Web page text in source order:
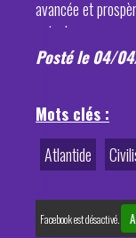
avancée et
cataclysme.
Posté le 04/
Mots clés :
Atlantide
Facebook est désactivé.